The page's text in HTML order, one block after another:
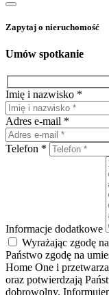
Zapytaj o nieruchomość
Umów spotkanie
Imię i nazwisko *
Adres e-mail *
Telefon *
Informacje dodatkowe
Wyrażając zgodę
Państwo zgodę na
Home One i
oraz potwierdzają
dobrowolny.